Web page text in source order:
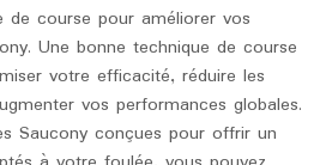
de course pour améliorer vos
Une bonne technique de course
votre efficacité, réduire les
vos performances globales.
Saucony conçues pour offrir un